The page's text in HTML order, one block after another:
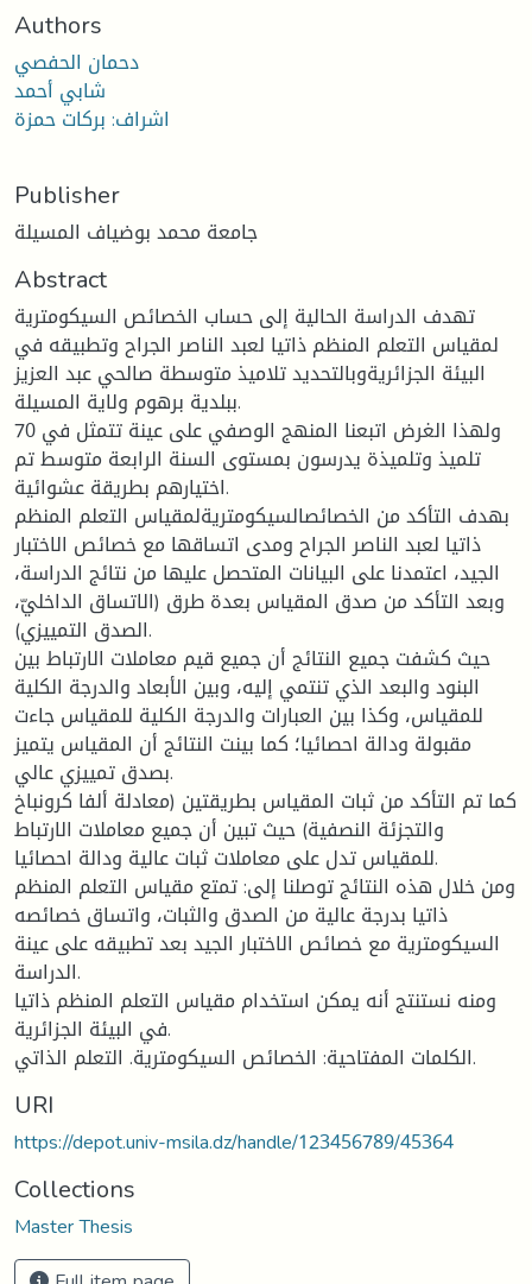
Authors
دحمان الحفصي
شابي أحمد
اشراف: بركات حمزة
Publisher
جامعة محمد بوضياف المسيلة
Abstract
تهدف الدراسة الحالية إلى حساب الخصائص السيكومترية
لمقياس التعلم المنظم ذاتيا لعبد الناصر الجراح وتطبيقه في
البيئة الجزائريةوبالتحديد تلاميذ متوسطة صالحي عبد العزيز
ببلدية برهوم ولاية المسيلة.
ولهذا الغرض اتبعنا المنهج الوصفي على عينة تتمثل في 70
تلميذ وتلميذة يدرسون بمستوى السنة الرابعة متوسط تم
اختيارهم بطريقة عشوائية.
بهدف التأكد من الخصائصالسيكومتريةلمقياس التعلم المنظم
ذاتيا لعبد الناصر الجراح ومدى اتساقها مع خصائص الاختبار
الجيد، اعتمدنا على البيانات المتحصل عليها من نتائج الدراسة،
وبعد التأكد من صدق المقياس بعدة طرق (الاتساق الداخليّ،
الصدق التمييزي).
حيث كشفت جميع النتائج أن جميع قيم معاملات الارتباط بين
البنود والبعد الذي تنتمي إليه، وبين الأبعاد والدرجة الكلية
للمقياس، وكذا بين العبارات والدرجة الكلية للمقياس جاءت
مقبولة ودالة احصائيا؛ كما بينت النتائج أن المقياس يتميز
بصدق تمييزي عالي.
كما تم التأكد من ثبات المقياس بطريقتين (معادلة ألفا كرونباخ
والتجزئة النصفية) حيث تبين أن جميع معاملات الارتباط
للمقياس تدل على معاملات ثبات عالية ودالة احصائيا.
ومن خلال هذه النتائج توصلنا إلى: تمتع مقياس التعلم المنظم
ذاتيا بدرجة عالية من الصدق والثبات، واتساق خصائصه
السيكومترية مع خصائص الاختبار الجيد بعد تطبيقه على عينة
الدراسة.
ومنه نستنتج أنه يمكن استخدام مقياس التعلم المنظم ذاتيا
في البيئة الجزائرية.
الكلمات المفتاحية: الخصائص السيكومترية. التعلم الذاتي.
URI
https://depot.univ-msila.dz/handle/123456789/45364
Collections
Master Thesis